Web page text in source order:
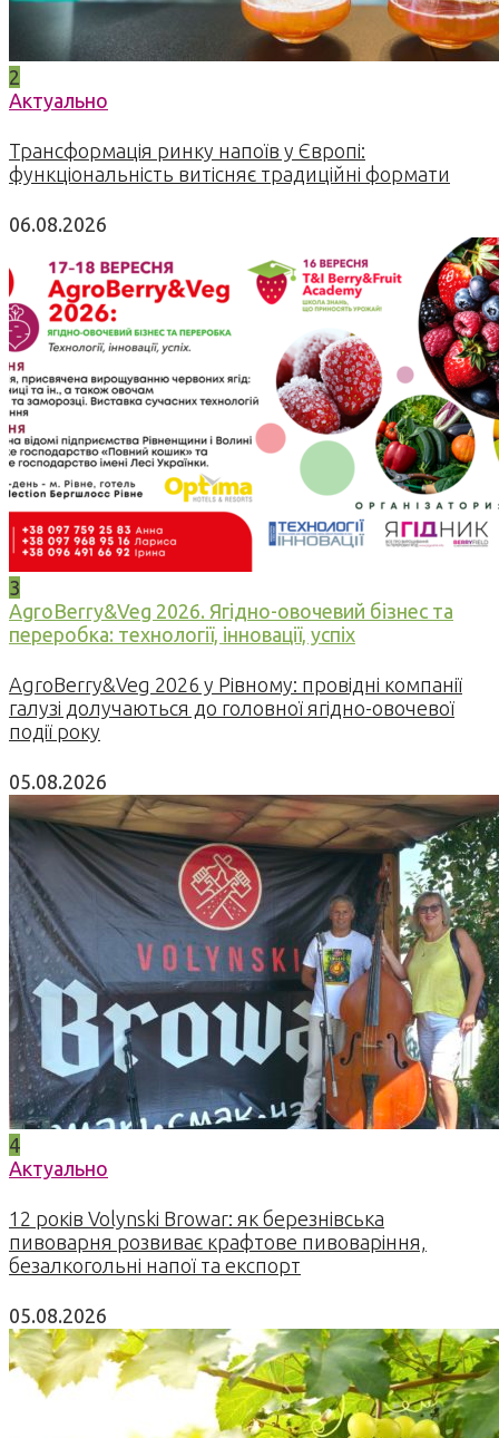
2
Актуально
Трансформація ринку напоїв у Європі:
функціональність витісняє традиційні формати
06.08.2026
3
AgroBerry&Veg 2026. Ягідно-овочевий бізнес та
переробка: технології, інновації, успіх
AgroBerry&Veg 2026 у Рівному: провідні компанії
галузі долучаються до головної ягідно-овочевої
події року
05.08.2026
4
Актуально
12 років Volynski Browar: як березнівська
пивоварня розвиває крафтове пивоваріння,
безалкогольні напої та експорт
05.08.2026